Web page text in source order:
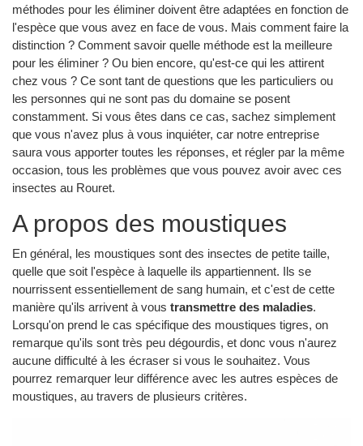
méthodes pour les éliminer doivent être adaptées en fonction de
l'espèce que vous avez en face de vous. Mais comment faire la
distinction ? Comment savoir quelle méthode est la meilleure
pour les éliminer ? Ou bien encore, qu'est-ce qui les attirent
chez vous ? Ce sont tant de questions que les particuliers ou
les personnes qui ne sont pas du domaine se posent
constamment. Si vous êtes dans ce cas, sachez simplement
que vous n'avez plus à vous inquiéter, car notre entreprise
saura vous apporter toutes les réponses, et régler par la même
occasion, tous les problèmes que vous pouvez avoir avec ces
insectes au Rouret.
A propos des moustiques
En général, les moustiques sont des insectes de petite taille,
quelle que soit l'espèce à laquelle ils appartiennent. Ils se
nourrissent essentiellement de sang humain, et c'est de cette
manière qu'ils arrivent à vous transmettre des maladies.
Lorsqu'on prend le cas spécifique des moustiques tigres, on
remarque qu'ils sont très peu dégourdis, et donc vous n'aurez
aucune difficulté à les écraser si vous le souhaitez. Vous
pourrez remarquer leur différence avec les autres espèces de
moustiques, au travers de plusieurs critères.